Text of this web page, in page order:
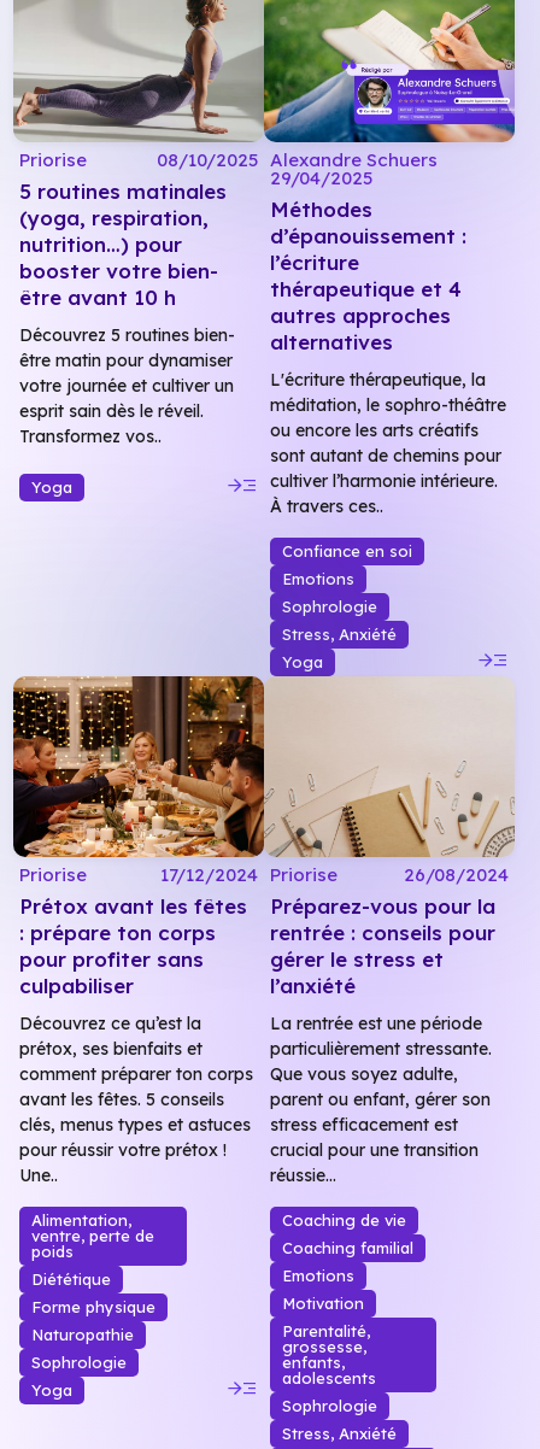
Priorise 08/10/2025
5 routines matinales
(yoga, respiration,
nutrition…) pour
booster votre bien-
être avant 10 h
Découvrez 5 routines bien-
être matin pour dynamiser
votre journée et cultiver un
esprit sain dès le réveil.
Transformez vos..
Yoga read_more
Alexandre Schuers
29/04/2025
Méthodes
d’épanouissement :
l’écriture
thérapeutique et 4
autres approches
alternatives
L'écriture thérapeutique, la
méditation, le sophro-théâtre
ou encore les arts créatifs
sont autant de chemins pour
cultiver l’harmonie intérieure.
À travers ces..
Confiance en soi
Emotions
Sophrologie
Stress, Anxiété
Yoga
read_more
Priorise 17/12/2024
Prétox avant les fêtes
: prépare ton corps
pour profiter sans
culpabiliser
Découvrez ce qu’est la
prétox, ses bienfaits et
comment préparer ton corps
avant les fêtes. 5 conseils
clés, menus types et astuces
pour réussir votre prétox !
Une..
Alimentation,
ventre, perte de
poids
Diététique
Forme physique
Naturopathie
Sophrologie
Yoga
read_more
Priorise 26/08/2024
Préparez-vous pour la
rentrée : conseils pour
gérer le stress et
l’anxiété
La rentrée est une période
particulièrement stressante.
Que vous soyez adulte,
parent ou enfant, gérer son
stress efficacement est
crucial pour une transition
réussie...
Coaching de vie
Coaching familial
Emotions
Motivation
Parentalité,
grossesse,
enfants,
adolescents
Sophrologie
Stress, Anxiété